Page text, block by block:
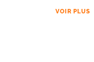
VOIR PLUS